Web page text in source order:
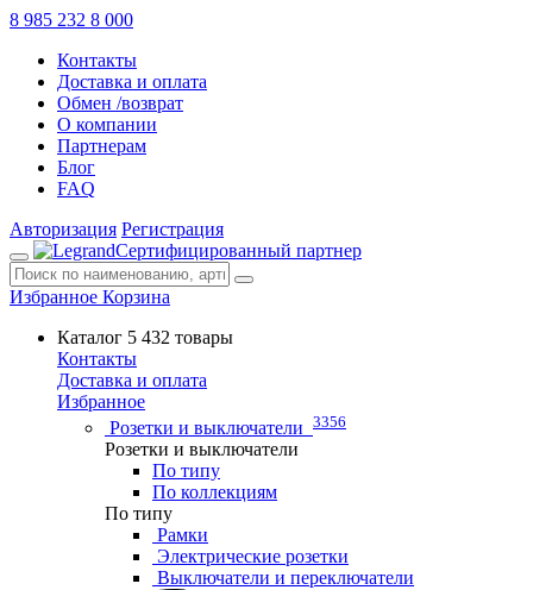
8 985 232 8 000
Контакты
Доставка и оплата
Обмен /возврат
О компании
Партнерам
Блог
FAQ
Авторизация Регистрация
Сертифицированный партнер
Избранное Корзина
Каталог 5 432 товары
Контакты
Доставка и оплата
Избранное
Розетки и выключатели 3356
Розетки и выключатели
По типу
По коллекциям
По типу
Рамки
Электрические розетки
Выключатели и переключатели